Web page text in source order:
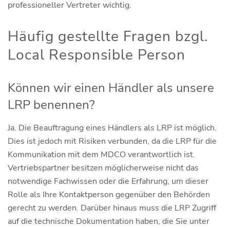
professioneller Vertreter wichtig.
Häufig gestellte Fragen bzgl.
Local Responsible Person
Können wir einen Händler als unsere
LRP benennen?
Ja. Die Beauftragung eines Händlers als LRP ist möglich.
Dies ist jedoch mit Risiken verbunden, da die LRP für die
Kommunikation mit dem MDCO verantwortlich ist.
Vertriebspartner besitzen möglicherweise nicht das
notwendige Fachwissen oder die Erfahrung, um dieser
Rolle als Ihre Kontaktperson gegenüber den Behörden
gerecht zu werden. Darüber hinaus muss die LRP Zugriff
auf die technische Dokumentation haben, die Sie unter